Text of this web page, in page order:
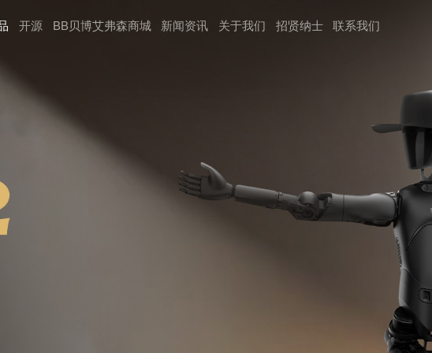
开源 BB贝博艾弗森商城 新闻资讯 关于我们 招贤纳⼠ 联系我们